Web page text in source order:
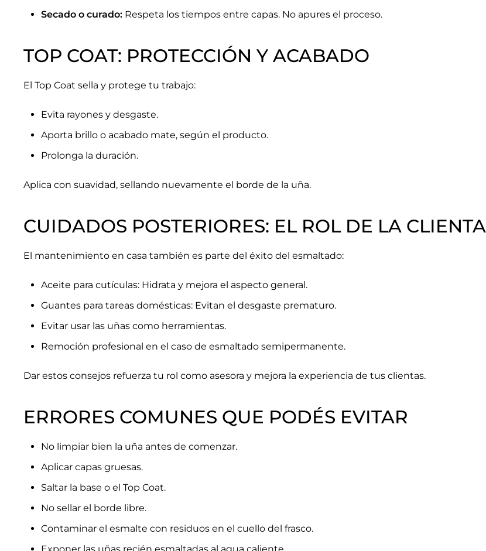
Secado o curado: Respeta los tiempos entre capas. No apures el proceso.
TOP COAT: PROTECCIÓN Y ACABADO
El Top Coat sella y protege tu trabajo:
Evita rayones y desgaste.
Aporta brillo o acabado mate, según el producto.
Prolonga la duración.
Aplica con suavidad, sellando nuevamente el borde de la uña.
CUIDADOS POSTERIORES: EL ROL DE LA CLIENTA
El mantenimiento en casa también es parte del éxito del esmaltado:
Aceite para cutículas: Hidrata y mejora el aspecto general.
Guantes para tareas domésticas: Evitan el desgaste prematuro.
Evitar usar las uñas como herramientas.
Remoción profesional en el caso de esmaltado semipermanente.
Dar estos consejos refuerza tu rol como asesora y mejora la experiencia de tus clientas.
ERRORES COMUNES QUE PODÉS EVITAR
No limpiar bien la uña antes de comenzar.
Aplicar capas gruesas.
Saltar la base o el Top Coat.
No sellar el borde libre.
Contaminar el esmalte con residuos en el cuello del frasco.
Exponer las uñas recién esmaltadas al agua caliente.